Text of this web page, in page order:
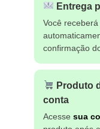
Entrega
Você
confirmação
Produto
conta
Acesse sua